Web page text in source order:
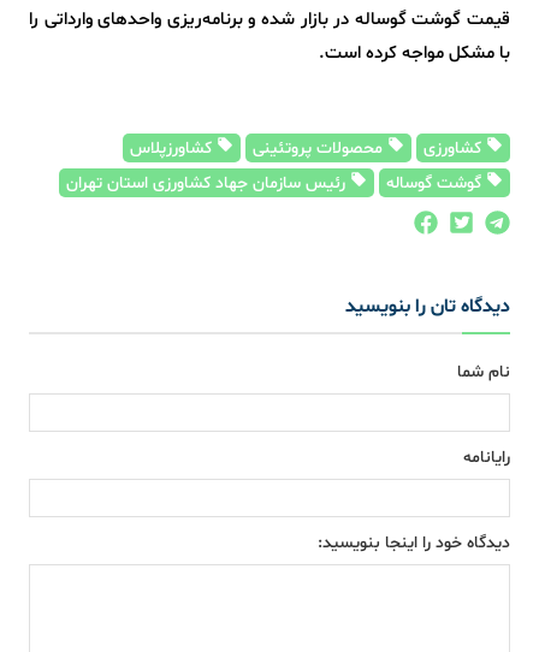
قیمت گوشت گوساله در بازار شده و برنامه‌ریزی واحدهای وارداتی را
با مشکل مواجه کرده است.
کشاورزی محصولات پروتئینی
کشاورزپلاس
گوشت گوساله
رئیس سازمان جهاد کشاورزی استان تهران
دیدگاه تان را بنویسید
نام شما
رایانامه
دیدگاه خود را اینجا بنویسید: